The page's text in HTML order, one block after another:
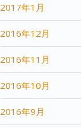
2017年1月
2016年12月
2016年11月
2016年10月
2016年9月